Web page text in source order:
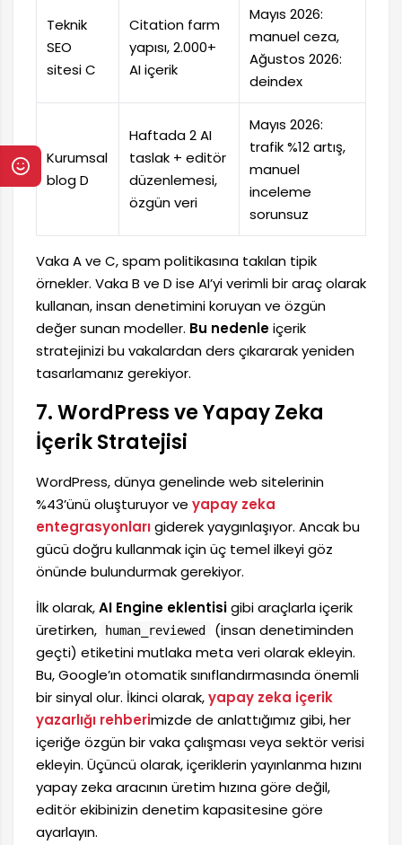
Teknik
SEO
sitesi C
Citation farm
yapısı, 2.000+
AI içerik
Mayıs 2026:
manuel ceza,
Ağustos 2026:
deindex
Kurumsal
blog D
Haftada 2 AI
taslak + editör
düzenlemesi,
özgün veri
Mayıs 2026:
trafik %12 artış,
manuel
inceleme
sorunsuz
Vaka A ve C, spam politikasına takılan tipik
örnekler. Vaka B ve D ise AI’yi verimli bir araç olarak
kullanan, insan denetimini koruyan ve özgün
değer sunan modeller. Bu nedenleiçerik
stratejinizi bu vakalardan ders çıkararak yeniden
tasarlamanız gerekiyor.
7. WordPress ve Yapay Zeka
İçerik Stratejisi
WordPress, dünya genelinde web sitelerinin
%43’ünü oluşturuyor ve yapay zeka
entegrasyonlarıgiderek yaygınlaşıyor. Ancak bu
gücü doğru kullanmak için üç temel ilkeyi göz
önünde bulundurmak gerekiyor.
İlk olarak,AI Engine eklentisigibi araçlarla içerik
üretirken,
human_reviewed
(insan denetiminden
geçti) etiketini mutlaka meta veri olarak ekleyin.
Bu, Google’ın otomatik sınıflandırmasında önemli
bir sinyal olur. İkinci olarak,yapay zeka içerik
yazarlığı rehberimizde de anlattığımız gibi, her
içeriğe özgün bir vaka çalışması veya sektör verisi
ekleyin. Üçüncü olarak, içeriklerin yayınlanma hızını
yapay zeka aracının üretim hızına göre değil,
editör ekibinizin denetim kapasitesine göre
ayarlayın.